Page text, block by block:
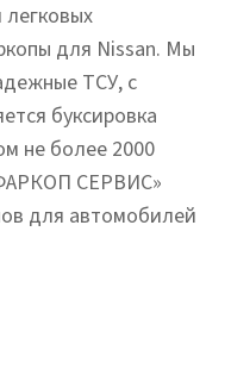
легковых
для Nissan. Мы
ТСУ, с
буксировка
не более 2000
СЕРВИС»
для автомобилей